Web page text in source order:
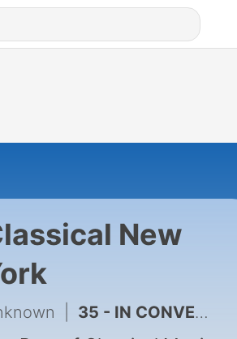
New
35 - IN CONVERSATION - With Alex Ross